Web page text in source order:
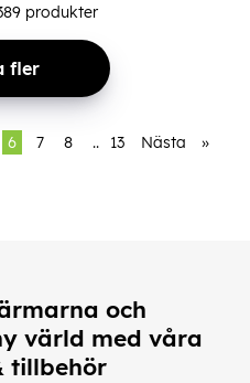
produkter
fler
6 7 8 .. 13 Nästa »
och
värld med våra
tillbehör